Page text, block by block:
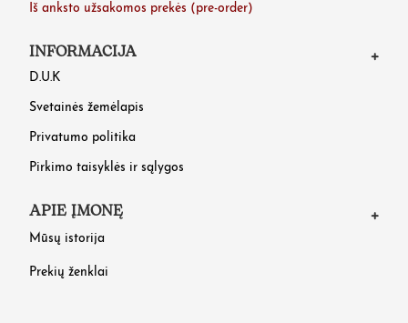
Iš anksto užsakomos prekės (pre-order)
INFORMACIJA
D.U.K
Svetainės žemėlapis
Privatumo politika
Pirkimo taisyklės ir sąlygos
APIE ĮMONĘ
Mūsų istorija
Prekių ženklai